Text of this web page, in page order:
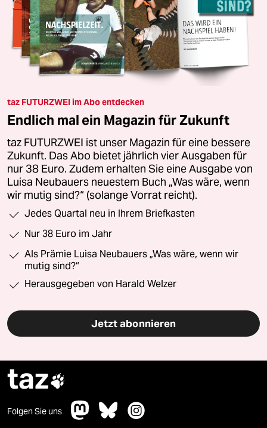
taz FUTURZWEI im Abo entdecken
Endlich mal ein Magazin für Zukunft
taz FUTURZWEI ist unser Magazin für eine bessere
Zukunft. Das Abo bietet jährlich vier Ausgaben für
nur 38 Euro. Zudem erhalten Sie eine Ausgabe von
Luisa Neubauers neuestem Buch „Was wäre, wenn
wir mutig sind?“ (solange Vorrat reicht).
Jedes Quartal neu in Ihrem Briefkasten
Nur 38 Euro im Jahr
Als Prämie Luisa Neubauers „Was wäre, wenn wir
mutig sind?“
Herausgegeben von Harald Welzer
Jetzt abonnieren
taz
Folgen Sie uns